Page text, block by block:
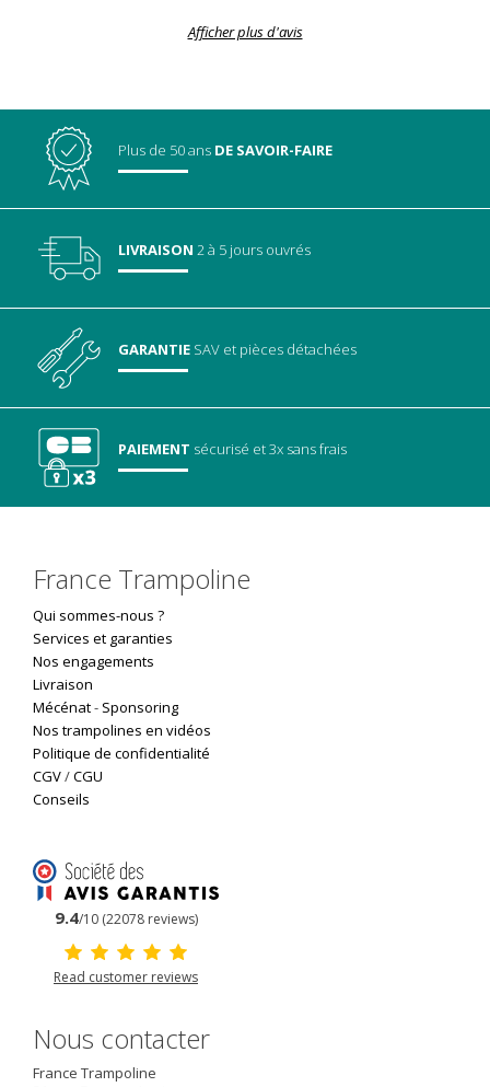
Afficher plus d'avis
Plus de 50 ans DE SAVOIR-FAIRE
LIVRAISON 2 à 5 jours ouvrés
GARANTIE SAV et pièces détachées
PAIEMENT sécurisé et 3x sans frais
France Trampoline
Qui sommes-nous ?
Services et garanties
Nos engagements
Livraison
Mécénat- Sponsoring
Nos trampolines en vidéos
Politique de confidentialité
CGV/CGU
Conseils
9.4/10 (22078 reviews)
Read customer reviews
Nous contacter
France Trampoline